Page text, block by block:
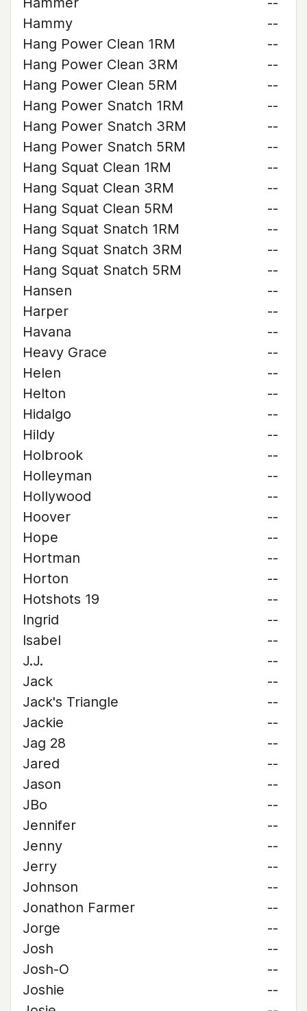
Hammy
--
Hang Power Clean 1RM
--
Hang Power Clean 3RM
--
Hang Power Clean 5RM
--
Hang Power Snatch 1RM
--
Hang Power Snatch 3RM
--
Hang Power Snatch 5RM
--
Hang Squat Clean 1RM
--
Hang Squat Clean 3RM
--
Hang Squat Clean 5RM
--
Hang Squat Snatch 1RM
--
Hang Squat Snatch 3RM
--
Hang Squat Snatch 5RM
--
Hansen
--
Harper
--
Havana
--
Heavy Grace
--
Helen
--
Helton
--
Hidalgo
--
Hildy
--
Holbrook
--
Holleyman
--
Hollywood
--
Hoover
--
Hope
--
Hortman
--
Horton
--
Hotshots 19
--
Ingrid
--
Isabel
--
J.J.
--
Jack
--
Jack's Triangle
--
Jackie
--
Jag 28
--
Jared
--
Jason
--
JBo
--
Jennifer
--
Jenny
--
Jerry
--
Johnson
--
Jonathon Farmer
--
Jorge
--
Josh
--
Josh-O
--
Joshie
--